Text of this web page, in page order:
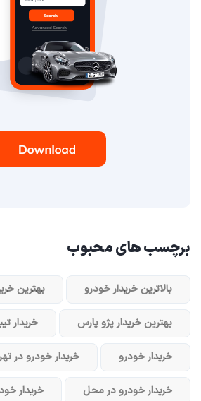
برچسب های محبوب
بالاترین خریدار خودرو بهترین
بهترین خریدار پژو پارس خریدار
خریدار خودرو خریدار خودرو در
خریدار خودرو در محل خریدار